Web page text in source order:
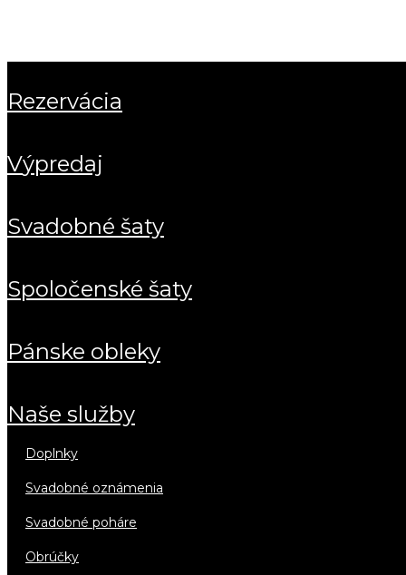
rezervácia
výpredaj
svadobné šaty
spoločenské šaty
pánske obleky
naše služby
doplnky
svadobné oznámenia
svadobné poháre
obrúčky